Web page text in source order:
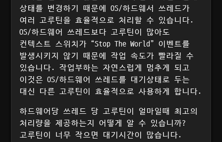
상태를 변경하기 때문에 OS/하드웨서 쓰레드가
여러 고루틴을 효율적으로 처리할 수 있습니다.
OS/하드웨어 쓰레드보다 고루틴이 많아도
컨텍스트 스위치가 “Stop The World” 이벤트를
발생시키지 않기 때문에 작업 속도가 빨라질 수
있습니다. 작업부하는 자연스럽게 멈추게 되고
이것은 OS/하드웨어 쓰레드를 대기상태로 두는
대신 다른 고루틴이 효율적으로 사용하게 합니다.
하드웨어당 쓰레드 당 고루틴이 얼마일때 최고의
처리량을 제공하는지 어떻게 알 수 있습니까?
고루틴이 너무 작으면 대기시간이 많습니다.